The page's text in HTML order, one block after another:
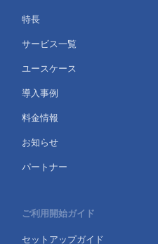
特長
サービス一覧
ユースケース
導入事例
料金情報
お知らせ
パートナー
ご利用開始ガイド
セットアップガイド